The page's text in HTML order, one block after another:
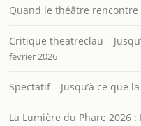
Quand le théâtre rencontre
Critique theatreclau –
février 2026
Spectatif – Jusqu’à ce que
La Lumière du Phare 2026 :